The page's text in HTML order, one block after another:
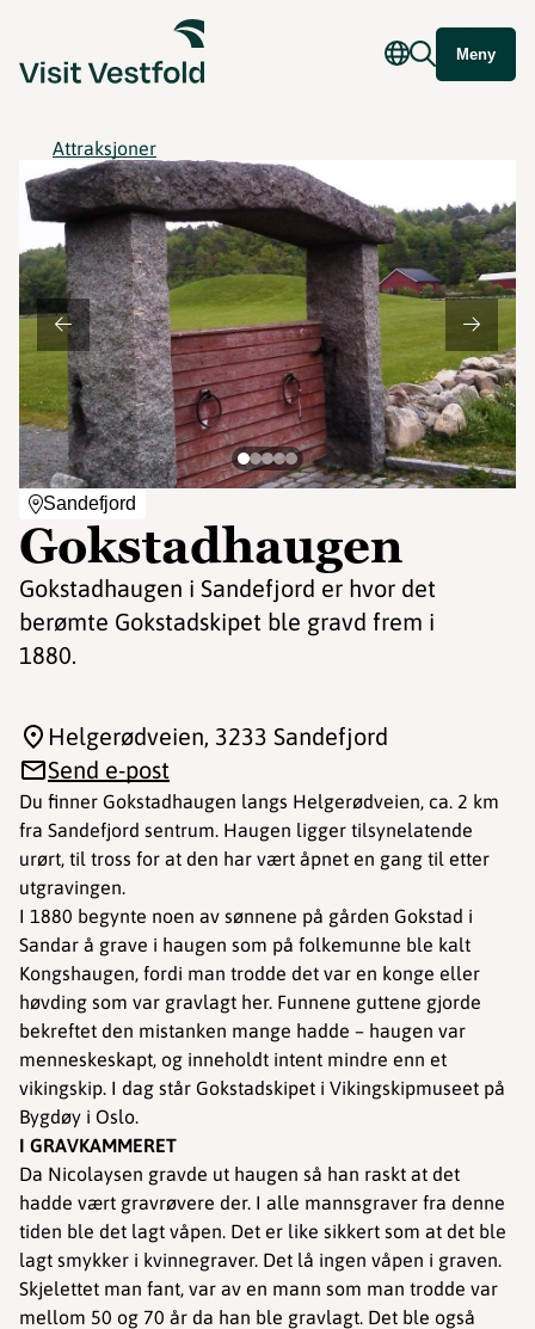
Meny
Attraksjoner
Sandefjord
Gokstadhaugen
Gokstadhaugen i Sandefjord er hvor det
berømte Gokstadskipet ble gravd frem i
1880.
Du finner Gokstadhaugen langs Helgerødveien, ca. 2 km
fra Sandefjord sentrum. Haugen ligger tilsynelatende
urørt, til tross for at den har vært åpnet en gang til etter
utgravingen.
I 1880 begynte noen av sønnene på gården Gokstad i
Sandar å grave i haugen som på folkemunne ble kalt
Kongshaugen, fordi man trodde det var en konge eller
høvding som var gravlagt her. Funnene guttene gjorde
bekreftet den mistanken mange hadde – haugen var
menneskeskapt, og inneholdt intent mindre enn et
vikingskip. I dag står Gokstadskipet i Vikingskipmuseet på
Bygdøy i Oslo.
I GRAVKAMMERET
Da Nicolaysen gravde ut haugen så han raskt at det
hadde vært gravrøvere der. I alle mannsgraver fra denne
tiden ble det lagt våpen. Det er like sikkert som at det ble
lagt smykker i kvinnegraver. Det lå ingen våpen i graven.
Skjelettet man fant, var av en mann som man trodde var
mellom 50 og 70 år da han ble gravlagt. Det ble også
Helgerødveien, 3233 Sandefjord
Send e-post